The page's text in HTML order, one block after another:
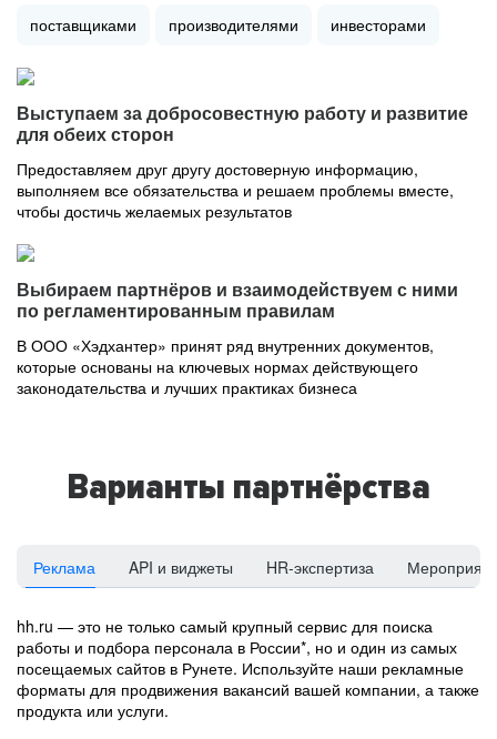
поставщиками производителями инвесторами
Выступаем за добросовестную работу и развитие
для обеих сторон
Предоставляем друг другу достоверную информацию,
выполняем все обязательства и решаем проблемы вместе,
чтобы достичь желаемых результатов
Выбираем партнёров и взаимодействуем с ними
по регламентированным правилам
В ООО «Хэдхантер» принят ряд внутренних документов,
которые основаны на ключевых нормах действующего
законодательства и лучших практиках бизнеса
Варианты партнёрства
Реклама API и виджеты HR-экспертиза
hh.ru — это не только самый крупный сервис для поиска
работы и подбора персонала в России*, но и один из самых
посещаемых сайтов в Рунете. Используйте наши рекламные
форматы для продвижения вакансий вашей компании, а также
продукта или услуги.